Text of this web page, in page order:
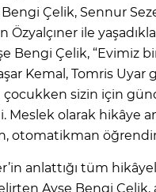
Bengi Çelik, Sennur
Özyalçıner ile
Bengi Çelik, “Evimiz
Kemal, Tomris Uyar
sizin için
Meslek olarak hikâye
otomatikman
anlattığı tüm
Ayşe Bengi Çelik,